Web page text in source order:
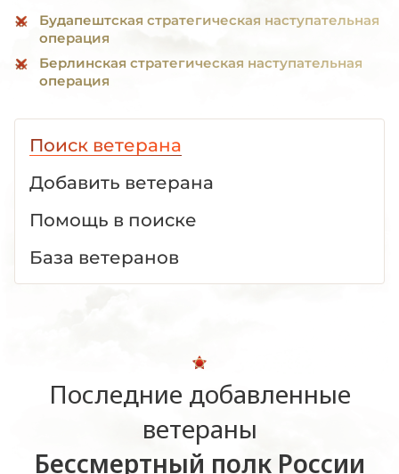
Будапештская стратегическая наступательная
операция
Берлинская стратегическая наступательная
операция
Поиск ветерана
Добавить ветерана
Помощь в поиске
База ветеранов
Последние добавленные
ветераны
Бессмертный полк России